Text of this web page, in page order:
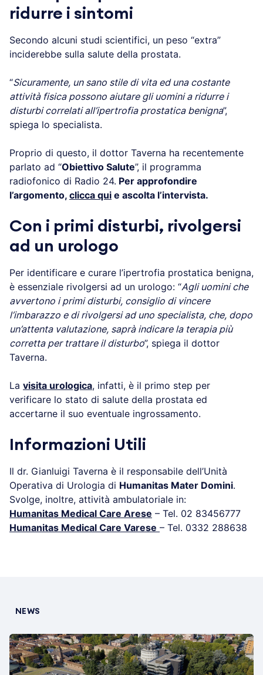
ridurre i sintomi
Secondo alcuni studi scientifici, un peso “extra”
inciderebbe sulla salute della prostata.
“Sicuramente, un sano stile di vita ed una costante
attività fisica possono aiutare gli uomini a ridurre i
disturbi correlati all’ipertrofia prostatica benigna”,
spiega lo specialista.
Proprio di questo, il dottor Taverna ha recentemente
parlato ad “Obiettivo Salute”, il programma
radiofonico di Radio 24. Per approfondire
l’argomento, clicca qui e ascolta l’intervista.
Con i primi disturbi, rivolgersi
ad un urologo
Per identificare e curare l’ipertrofia prostatica benigna,
è essenziale rivolgersi ad un urologo: “Agli uomini che
avvertono i primi disturbi, consiglio di vincere
l’imbarazzo e di rivolgersi ad uno specialista, che, dopo
un’attenta valutazione, saprà indicare la terapia più
corretta per trattare il disturbo”, spiega il dottor
Taverna.
La visita urologica, infatti, è il primo step per
verificare lo stato di salute della prostata ed
accertarne il suo eventuale ingrossamento.
Informazioni Utili
Il dr. Gianluigi Taverna è il responsabile dell’Unità
Operativa di Urologia di Humanitas Mater Domini.
Svolge, inoltre, attività ambulatoriale in:
Humanitas Medical Care Arese – Tel. 02 83456777
Humanitas Medical Care Varese – Tel. 0332 288638
NEWS